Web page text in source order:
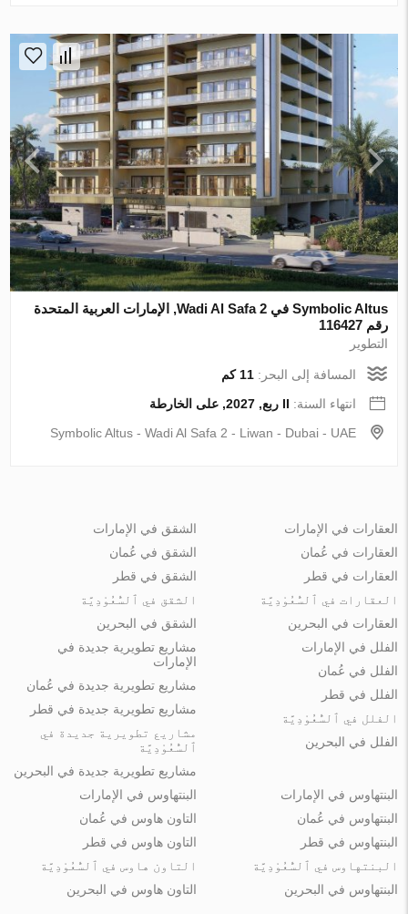
Symbolic Altus في Wadi Al Safa 2, الإمارات العربية المتحدة
رقم 116427
التطوير
المسافة إلى البحر:11 كم
انتهاء السنة: II ربع, 2027, على الخارطة
Symbolic Altus - Wadi Al Safa 2 - Liwan - Dubai - UAE
العقارات في الإمارات
العقارات في عُمان
العقارات في قطر
العقارات في ٱلسُّعُوْدِيَّة
العقارات في البحرين
الشقق في الإمارات
الشقق في عُمان
الشقق في قطر
الشقق في ٱلسُّعُوْدِيَّة
الشقق في البحرين
الفلل في الإمارات
الفلل في عُمان
الفلل في قطر
الفلل في ٱلسُّعُوْدِيَّة
الفلل في البحرين
مشاريع تطويرية جديدة في
الإمارات
مشاريع تطويرية جديدة في عُمان
مشاريع تطويرية جديدة في قطر
مشاريع تطويرية جديدة في
ٱلسُّعُوْدِيَّة
مشاريع تطويرية جديدة في البحرين
البنتهاوس في الإمارات
البنتهاوس في عُمان
البنتهاوس في قطر
البنتهاوس في ٱلسُّعُوْدِيَّة
البنتهاوس في البحرين
البنتهاوس في الإمارات
التاون هاوس في عُمان
التاون هاوس في قطر
التاون هاوس في ٱلسُّعُوْدِيَّة
التاون هاوس في البحرين